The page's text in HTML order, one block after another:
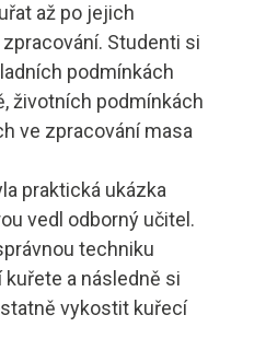
technik
techniky
až po jejich
Studenti si
podmínkách
životních podmínkách
ve zpracování masa
praktická ukázka
vedl odborný učitel.
techniku
a následně si
vykostit kuřecí